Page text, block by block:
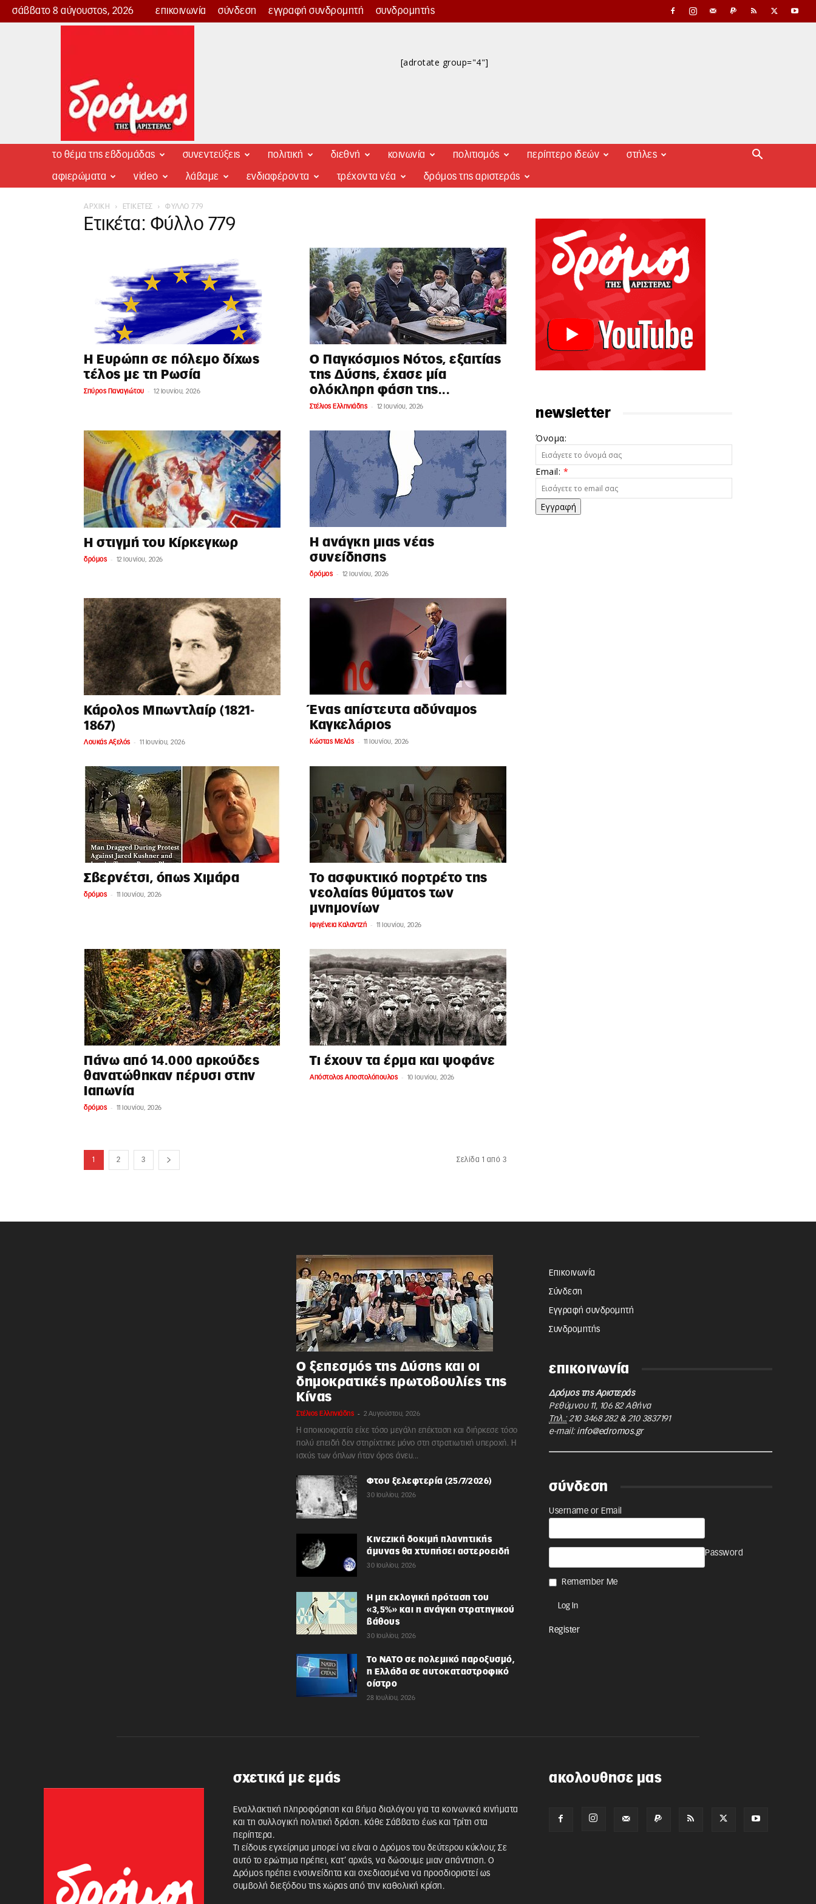
σάββατο 8 αύγουστος, 2026 επικοινωνία σύνδεση εγγραφή συνδρομητή συνδρομητής
Δρόμος
[adrotate group="4"]
το θέμα της εβδομάδας συνεντεύξεις πολιτική διεθνή κοινωνία πολιτισμός περίπτερο ιδεών στήλες
αφιερώματα video λάβαμε ενδιαφέροντα τρέχοντα νέα δρόμος της αριστεράς
ΑΡΧΙΚΉ ΕΤΙΚΈΤΕΣ ΦΎΛΛΟ 779
Ετικέτα: Φύλλο 779
Η Ευρώπη σε πόλεμο δίχως
τέλος με τη Ρωσία
Σπύρος Παναγιώτου - 12 Ιουνίου, 2026
Ο Παγκόσμιος Νότος, εξαιτίας
της Δύσης, έχασε μία
ολόκληρη φάση της...
Στέλιος Ελληνιάδης - 12 Ιουνίου, 2026
Η στιγμή του Κίρκεγκωρ
δρόμος - 12 Ιουνίου, 2026
Η ανάγκη μιας νέας
συνείδησης
δρόμος - 12 Ιουνίου, 2026
Κάρολος Μπωντλαίρ (1821-
1867)
Λουκάς Αξελός - 11 Ιουνίου, 2026
Ένας απίστευτα αδύναμος
Καγκελάριος
Κώστας Μελάς - 11 Ιουνίου, 2026
Σβερνέτσι, όπως Χιμάρα
δρόμος - 11 Ιουνίου, 2026
Το ασφυκτικό πορτρέτο της
νεολαίας θύματος των
μνημονίων
Ιφιγένεια Καλαντζή - 11 Ιουνίου, 2026
Πάνω από 14.000 αρκούδες
θανατώθηκαν πέρυσι στην
Ιαπωνία
δρόμος - 11 Ιουνίου, 2026
Τι έχουν τα έρμα και ψοφάνε
Απόστολος Αποστολόπουλος - 10 Ιουνίου, 2026
1 2 3 Σελίδα 1 από 3
newsletter
Όνομα:
Email: *
Εγγραφή
Ο ξεπεσμός της Δύσης και οι
δημοκρατικές πρωτοβουλίες της
Κίνας
Στέλιος Ελληνιάδης - 2 Αυγούστου, 2026
Η αποικιοκρατία είχε τόσο μεγάλη επέκταση και διήρκεσε τόσο
πολύ επειδή δεν στηρίχτηκε μόνο στη στρατιωτική υπεροχή. Η
ισχύς των όπλων ήταν όρος άνευ...
Φτου ξελεφτερία (25/7/2026)
30 Ιουλίου, 2026
Κινεζική δοκιμή πλανητικής
άμυνας θα χτυπήσει αστεροειδή
30 Ιουλίου, 2026
Η μη εκλογική πρόταση του
«3,5%» και η ανάγκη στρατηγικού
βάθους
30 Ιουλίου, 2026
Το ΝΑΤΟ σε πολεμικό παροξυσμό,
η Ελλάδα σε αυτοκαταστροφικό
οίστρο
28 Ιουλίου, 2026
Επικοινωνία
Σύνδεση
Εγγραφή συνδρομητή
Συνδρομητής
επικοινωνία
Δρόμος της Αριστεράς
Ρεθύμνου 11, 106 82 Αθήνα
Τηλ.: 210 3468 282& 210 3837191
e-mail: info@edromos.gr
σύνδεση
Username or Email
Password
Remember Me
Register
σχετικά με εμάς
Εναλλακτική πληροφόρηση και βήμα διαλόγου για τα κοινωνικά κινήματα
και τη συλλογική πολιτική δράση. Κάθε Σάββατο έως και Τρίτη στα
περίπτερα.
Τι είδους εγχείρημα μπορεί να είναι ο Δρόμος του δεύτερου κύκλου; Σε
αυτό το ερώτημα πρέπει, κατ’ αρχάς, να δώσουμε μιαν απάντηση. Ο
Δρόμος πρέπει ενσυνείδητα και σχεδιασμένα να προσδιοριστεί ως
συμβολή διεξόδου της χώρας από την καθολική κρίση.
ακολουθησε μας